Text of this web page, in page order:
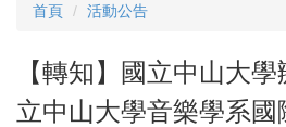
首頁 活動公告
【轉知】國立中山大
立中山大學音樂學系